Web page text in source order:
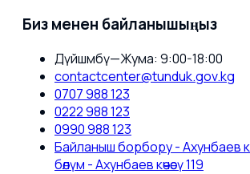
Биз менен байланышыңыз
Дүйшөмбү—Жума: 9:00-18:00
contactcenter@tunduk.gov.kg
0707 988 123
0222 988 123
0990 988 123
Байланыш борбору - Ахунбаев
бөлүм - Ахунбаев көчөсү 119